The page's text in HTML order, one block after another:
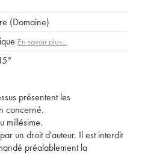
(Domaine)
En savoir plus...
présentent les
concerné.
millésime.
un droit d'auteur. Il est interdit
préalablement la